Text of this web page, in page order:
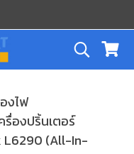
งไฟ
รื่องปริ้นเตอร์
L6290 (All-In-